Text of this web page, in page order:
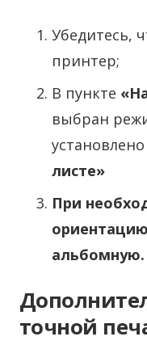
Убедитесь,
принтер;
В пункте
выбран
листе»
При
альбомную.
точной